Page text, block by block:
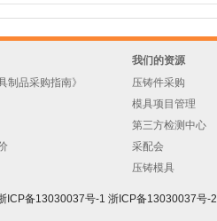
制品采购指南》
我们的资源
压铸件采购
模具项目管理
第三方检测中心
采配会
压铸模具
ICP备13030037号-1 浙ICP备13030037号-2